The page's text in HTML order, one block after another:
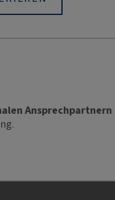
Ansprechpartnern